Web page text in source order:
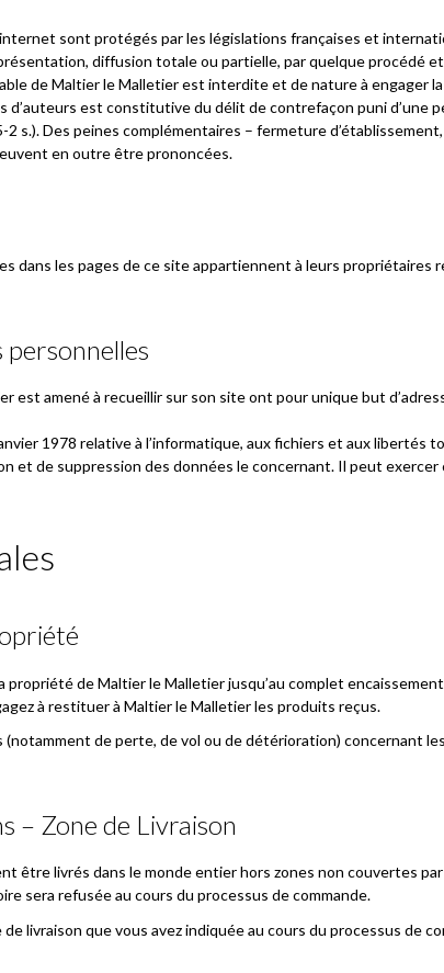
sont protégés par les législations françaises et
diffusion totale ou partielle, par quelque procédé
de Maltier le Malletier est interdite et de nature à engager
d’auteurs est constitutive du délit de contrefaçon puni d’une
2 s.). Des peines complémentaires – fermeture
en outre être prononcées.
dans les pages de ce site appartiennent à leurs
est amené à recueillir sur son site ont pour unique but
1978 relative à l’informatique, aux fichiers et aux libertés
et de suppression des données le concernant. Il peut
de Maltier le Malletier jusqu’au complet
à restituer à Maltier le Malletier les produits reçus.
(notamment de perte, de vol ou de détérioration) concernant
– Zone de Livraison
être livrés dans le monde entier hors zones non couvertes
sera refusée au cours du processus de commande.
livraison que vous avez indiquée au cours du processus de